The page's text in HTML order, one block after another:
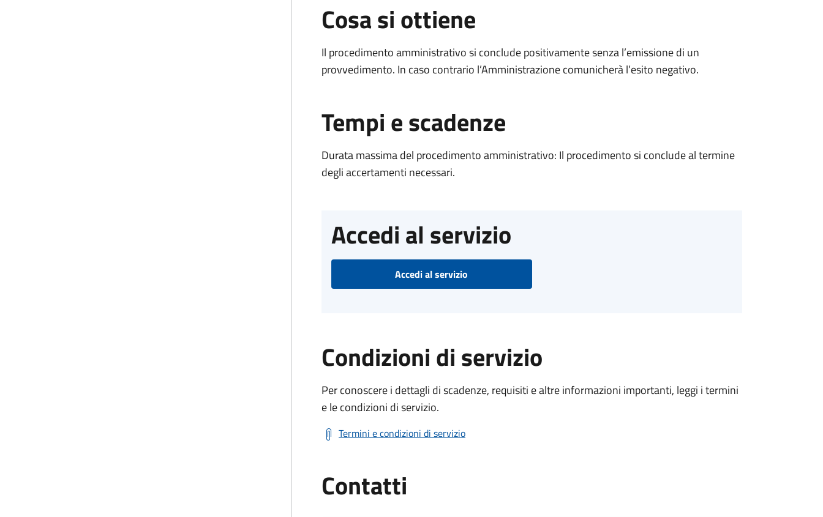
Cosa si ottiene
Il procedimento amministrativo si conclude positivamente senza l’emissione di un
provvedimento. In caso contrario l’Amministrazione comunicherà l’esito negativo.
Tempi e scadenze
Durata massima del procedimento amministrativo: Il procedimento si conclude al termine
degli accertamenti necessari.
Accedi al servizio
Accedi al servizio
Condizioni di servizio
Per conoscere i dettagli di scadenze, requisiti e altre informazioni importanti, leggi i termini
e le condizioni di servizio.
Termini e condizioni di servizio
Contatti